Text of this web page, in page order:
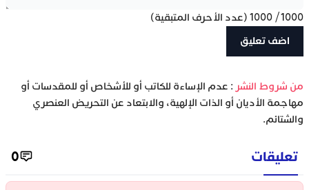
1000
/
1000 (عدد الأحرف المتبقية)
‫من شروط النشر : عدم الإساءة للكاتب أو للأشخاص أو للمقدسات أو
مهاجمة الأديان أو الذات الإلهية، والابتعاد عن التحريض العنصري
والشتائم.
تعليقات 0